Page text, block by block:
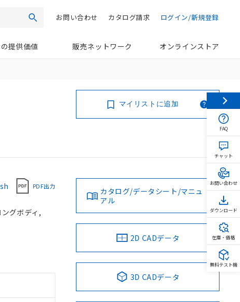
検索 ログイン/新規登録
カタログ請求
お問い合わせ
提供価値 販売ネットワーク オンラインストア
マイリストに追加
PDF出力
グボディ,
カタログ/データシート/マニュ
アル
2D CADデータ
3D CADデータ
FAQ
チャット
お問い合わせ
ダウンロード
在庫・価格
無料テスト機